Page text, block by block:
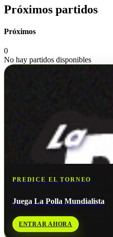
Próximos partidos
Próximos
0
No hay partidos disponibles
PREDICE EL TORNEO
Juega La Polla Mundialista
ENTRAR AHORA